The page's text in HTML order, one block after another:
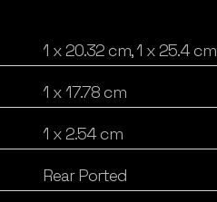
1 x 20.32 cm, 1 x 25.4 cm
1 x 17.78 cm
1 x 2.54 cm
Rear Ported